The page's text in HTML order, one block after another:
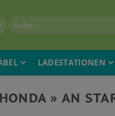
LADESTATIONEN
HONDA » AN